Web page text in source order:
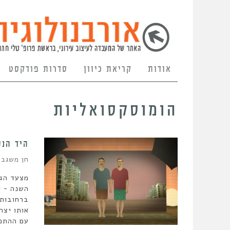
אודות קריאת כיוון סדרות פודקסט
הומוסקסואליות
היד
חן משגב
מצעד
השנה -
אותו
עם